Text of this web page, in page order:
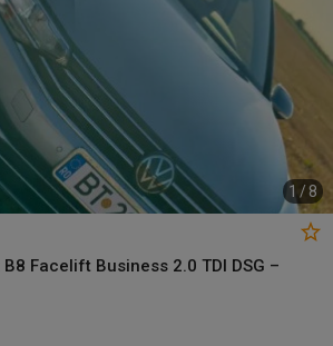
1 / 8
Facelift Business 2.0 TDI DSG –